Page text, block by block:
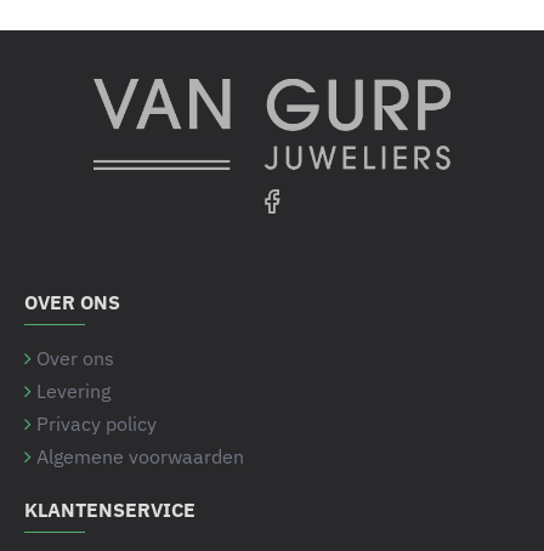
OVER ONS
Over ons
Levering
Privacy policy
Algemene voorwaarden
KLANTENSERVICE